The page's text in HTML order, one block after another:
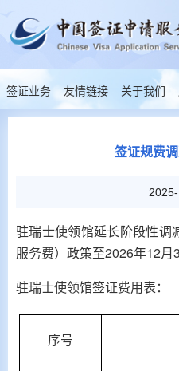
签证业务 友情链接 关于我们
签证规费
驻瑞士使领馆延长阶段性调
服务费）政策至2026年12月
驻瑞士使领馆签证费用表：
序号